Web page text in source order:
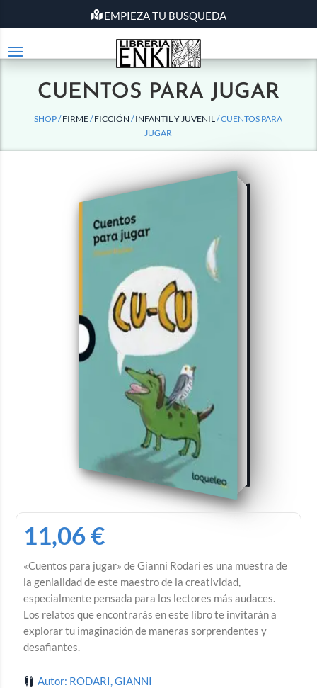
EMPIEZA TU BUSQUEDA
CUENTOS PARA JUGAR
SHOP /FIRME/FICCIÓN /INFANTIL Y JUVENIL / CUENTOS PARA
JUGAR
11,06€
«Cuentos para jugar» de Gianni Rodari es una muestra de
la genialidad de este maestro de la creatividad,
especialmente pensada para los lectores más audaces.
Los relatos que encontrarás en este libro te invitarán a
explorar tu imaginación de maneras sorprendentes y
desafiantes.
Autor: RODARI, GIANNI